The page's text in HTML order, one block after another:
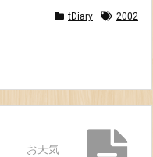
tDiary 2002
お天気